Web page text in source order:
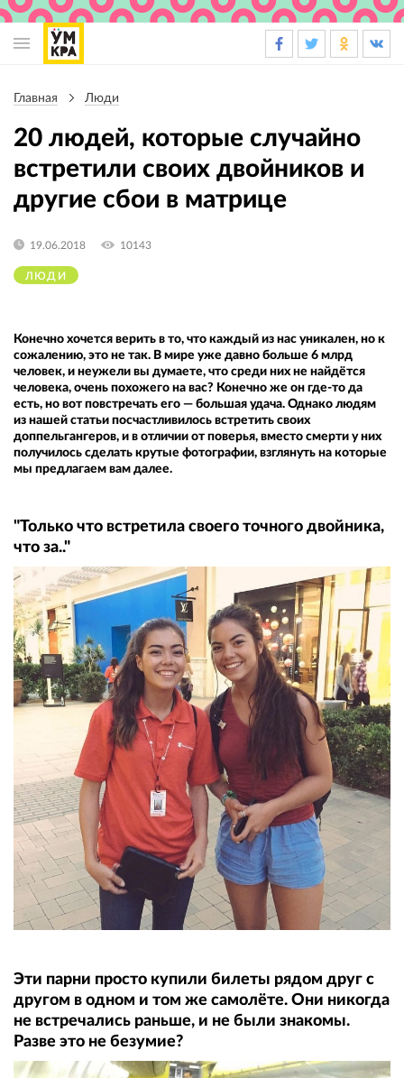
навигации
Главная Люди
20 людей, которые случайно
встретили своих двойников и
другие сбои в матрице
ЛЮДИ
19.06.2018 10143
Конечно хочется верить в то, что каждый из нас уникален, но к
сожалению, это не так. В мире уже давно больше 6 млрд
человек, и неужели вы думаете, что среди них не найдётся
человека, очень похожего на вас? Конечно же он где-то да
есть, но вот повстречать его — большая удача. Однако людям
из нашей статьи посчастливилось встретить своих
доппельгангеров, и в отличии от поверья, вместо смерти у них
получилось сделать крутые фотографии, взглянуть на которые
мы предлагаем вам далее.
"Только что встретила своего точного двойника,
что за.."
Эти парни просто купили билеты рядом друг с
другом в одном и том же самолёте. Они никогда
не встречались раньше, и не были знакомы.
Разве это не безумие?